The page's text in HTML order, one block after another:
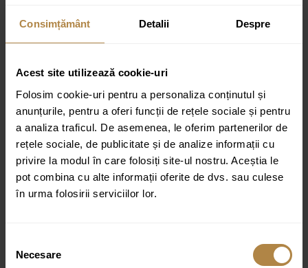
Consimțământ Detalii Despre
Acest site utilizează cookie-uri
Folosim cookie-uri pentru a personaliza conținutul și
anunțurile, pentru a oferi funcții de rețele sociale și pentru
a analiza traficul. De asemenea, le oferim partenerilor de
rețele sociale, de publicitate și de analize informații cu
privire la modul în care folosiți site-ul nostru. Aceștia le
pot combina cu alte informații oferite de dvs. sau culese
în urma folosirii serviciilor lor.
consimțământului
Necesare
Specificatii tehnice:
Tip produs:Cot iesire
Finisaj:Lucios
Conexiune de 1/2″
Inaltime: 4,6 cm
Culoare:Crom
Produse similare